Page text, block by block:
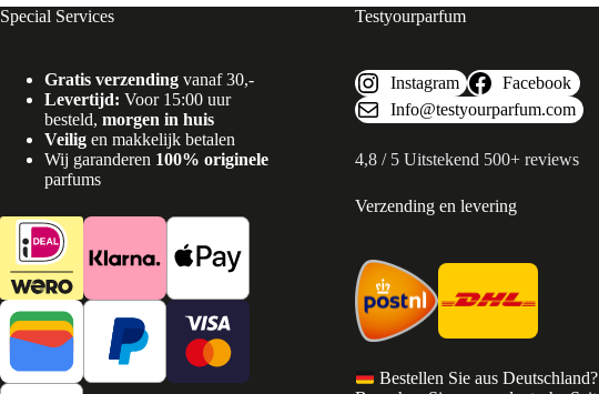
Special Services
Gratis verzending vanaf 30,-
Levertijd: Voor 15:00 uur
besteld, morgen in huis
Veilig en makkelijk betalen
Wij garanderen 100% originele
parfums
Testyourparfum
Instagram
Facebook
Info@testyourparfum.com
4,8 / 5 Uitstekend 500+ reviews
Verzending en levering
Bestellen Sie aus Deutschland?